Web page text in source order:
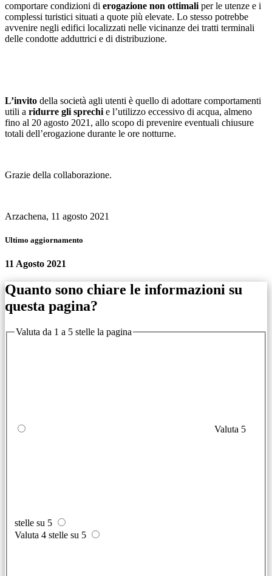
comportare condizioni di erogazione non ottimali per le utenze e i
complessi turistici situati a quote più elevate. Lo stesso potrebbe
avvenire negli edifici localizzati nelle vicinanze dei tratti terminali
delle condotte adduttrici e di distribuzione.
L’invito della società agli utenti è quello di adottare comportamenti
utili a ridurre gli sprechi e l’utilizzo eccessivo di acqua, almeno
fino al 20 agosto 2021, allo scopo di prevenire eventuali chiusure
totali dell’erogazione durante le ore notturne.
Grazie della collaborazione.
Arzachena, 11 agosto 2021
Ultimo aggiornamento
11 Agosto 2021
Quanto sono chiare le informazioni su
questa pagina?
Valuta da 1 a 5 stelle la pagina
Valuta 5
stelle su 5
Valuta 4 stelle su 5